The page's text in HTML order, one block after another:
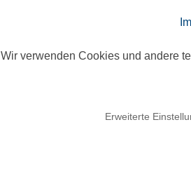
Wir verwenden Cookies und andere
Erweiterte
Kirchenführung in